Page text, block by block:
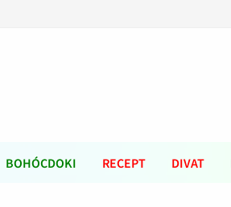
BOHÓCDOKI RECEPT DIVAT